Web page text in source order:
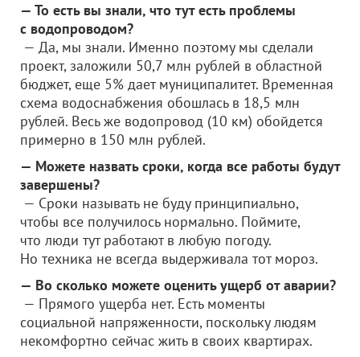
— То есть вы знали, что тут есть проблемы
с водопроводом?
— Да, мы знали. Именно поэтому мы сделали
проект, заложили 50,7 млн рублей в областной
бюджет, еще 5% дает муниципалитет. Временная
схема водоснабжения обошлась в 18,5 млн
рублей. Весь же водопровод (10 км) обойдется
примерно в 150 млн рублей.
— Можете назвать сроки, когда все работы будут
завершены?
— Сроки называть не буду принципиально,
чтобы все получилось нормально. Поймите,
что люди тут работают в любую погоду.
Но техника не всегда выдерживала тот мороз.
— Во сколько можете оценить ущерб от аварии?
— Прямого ущерба нет. Есть моменты
социальной напряженности, поскольку людям
некомфортно сейчас жить в своих квартирах.